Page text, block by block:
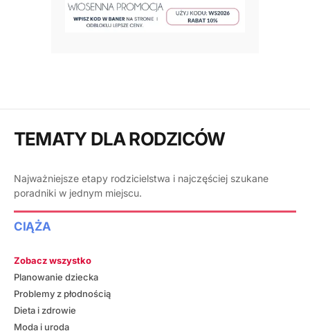
TEMATY DLA RODZICÓW
Najważniejsze etapy rodzicielstwa i najczęściej szukane
poradniki w jednym miejscu.
CIĄŻA
Zobacz wszystko
Planowanie dziecka
Problemy z płodnością
Dieta i zdrowie
Moda i uroda